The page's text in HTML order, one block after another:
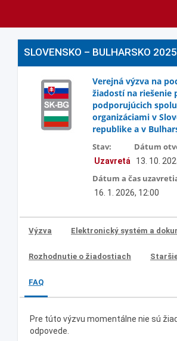
SLOVENSKO – BULHARSKO 2025
Verejná výzva na
žiadostí na riešenie
podporujúcich
organizáciami v
republike a v
Stav:
Uzavretá
Dátum
13. 10.
Dátum a čas
16. 1. 2026, 12:00
Výzva Elektronický systém a
Rozhodnutie o žiadostiach
FAQ
Pre túto výzvu momentálne nie sú
odpovede.